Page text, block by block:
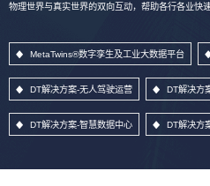
物理世界与真实世界的双向互动，帮助各行各业快
MetaTwins®数字孪生及工业大数据平台
DT解决方案-无人驾驶运营 DT解决方
DT解决方案-智慧数据中心 DT解决方